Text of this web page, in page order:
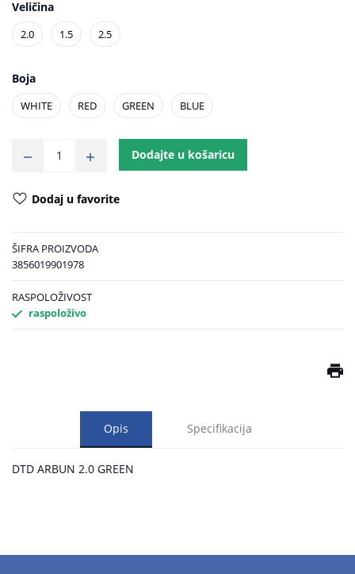
Veličina
2.0 1.5 2.5
Boja
WHITE RED GREEN BLUE
Dodajte u košaricu
Dodaj u favorite
ŠIFRA PROIZVODA
3856019901978
RASPOLOŽIVOST
raspoloživo
Opis Specifikacija
DTD ARBUN 2.0 GREEN